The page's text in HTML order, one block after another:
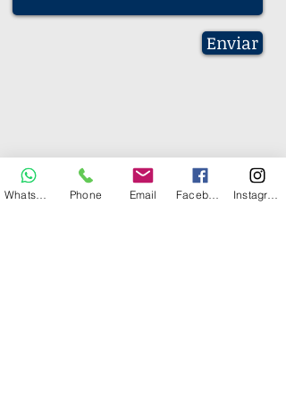
Enviar
Phone Email